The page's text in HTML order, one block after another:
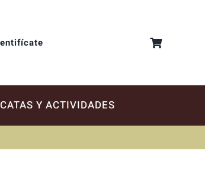
CATAS Y ACTIVIDADES